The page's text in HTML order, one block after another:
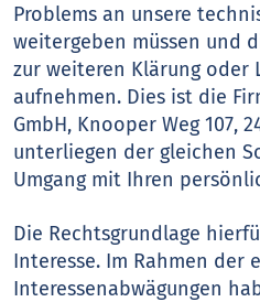
Problems an unsere
weitergeben müssen und
zur weiteren Klärung oder
aufnehmen. Dies ist die
GmbH, Knooper Weg 107,
unterliegen der gleichen
Umgang mit Ihren
Die Rechtsgrundlage
Interesse. Im Rahmen der
Interessenabwägungen